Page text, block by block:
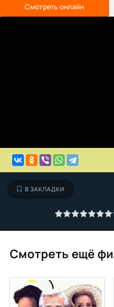
Смотреть онлайн
В ЗАКЛАДКИ
Смотреть ещё